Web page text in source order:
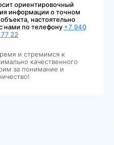
ориентировочный
информации о точном
настоятельно
нами по телефону +7 940
22
и стремимся к
качественного
за понимание и